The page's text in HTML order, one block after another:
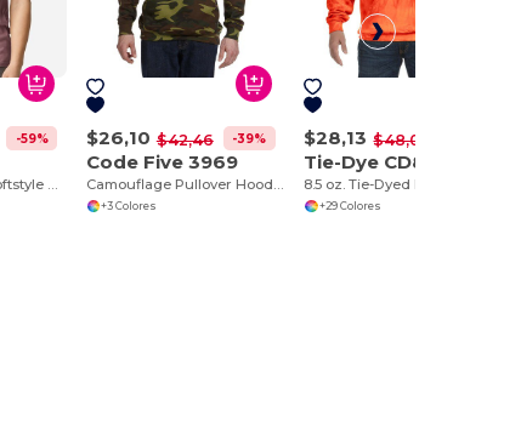
-59%
Camiseta Gildan Softstyle de Algodón Suave
$26,10 $42,46 -39%
Code Five 3969
Camouflage Pullover Hooded Sweatshirt
+3 Colores
$28,13 $48,02
Tie-Dye CD877
+29 Colores